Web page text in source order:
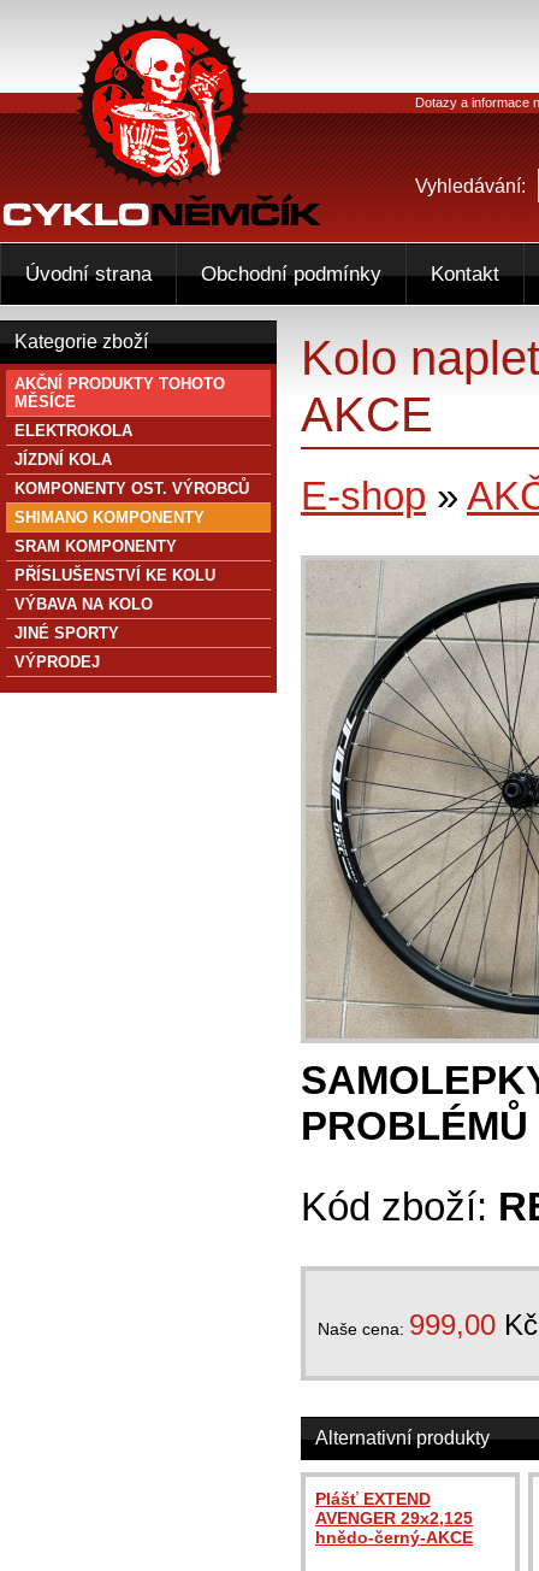
Kolo
AKCE
E-shop »
PROBLÉMŮ
Kód zboží:
Naše cena: 999,00 Kč
Alternativní produkty
Plášť EXTEND
AVENGER 29x2,125
hnědo-černý-AKCE
Kategorie zboží
AKČNÍ PRODUKTY TOHOTO
MĚSÍCE
ELEKTROKOLA
JÍZDNÍ KOLA
KOMPONENTY OST. VÝROBCŮ
SHIMANO KOMPONENTY
SRAM KOMPONENTY
PŘÍSLUŠENSTVÍ KE KOLU
VÝBAVA NA KOLO
JINÉ SPORTY
VÝPRODEJ
Dotazy a informace
Vyhledávání:
Úvodní strana Obchodní podmínky Kontakt